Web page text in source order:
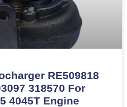
RE509818
318570 For
4045T Engine